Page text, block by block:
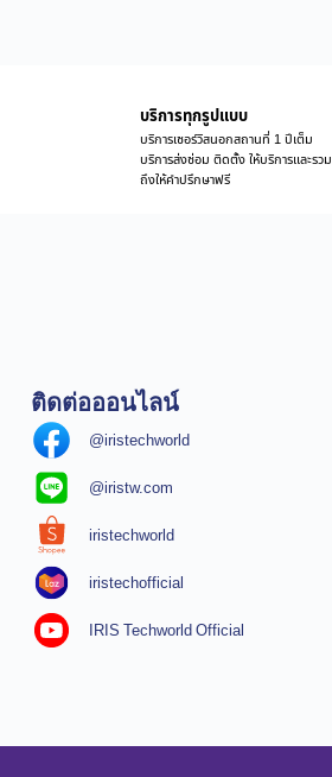
บริการทุกรูปแบบ
บริการเซอร์วิสนอกสถานที่ 1 ปีเต็ม
บริการส่งซ่อม ติดตั้ง ให้บริการและรวม
ถึงให้คำปรึกษาฟรี
ติดต่อออนไลน์
@iristechworld
@iristw.com
iristechworld
iristechofficial
IRIS Techworld Official